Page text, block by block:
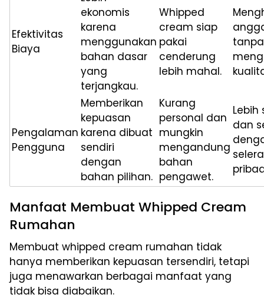
Efektivitas
Biaya
ekonomis
karena
menggunakan
bahan dasar
yang
terjangkau.
Whipped
cream siap
pakai
cenderung
lebih mahal.
tanpa
Pengalaman
Pengguna
Memberikan
kepuasan
karena dibuat
sendiri
dengan
bahan pilihan.
Kurang
personal dan
mungkin
mengandung
bahan
pengawet.
Lebih
dan
selera
Manfaat Membuat Whipped Cream
Rumahan
Membuat whipped cream rumahan tidak
hanya memberikan kepuasan tersendiri, tetapi
juga menawarkan berbagai manfaat yang
tidak bisa diabaikan.